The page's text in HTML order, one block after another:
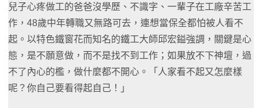
兒子心疼做工的爸爸沒學歷、不識字、一輩子在工廠辛苦工
作，48歲中年轉職又無路可去，連想當保全都怕被人看不
起。以特色鐵窗花而知名的鐵工大師邱宏鎰強調，關鍵是心
態，是不願意做，而不是找不到工作；如果放不下神壇，過
不了內心的檻，做什麼都不開心。「人家看不起又怎麼樣
呢？你自己要看得起自己！」